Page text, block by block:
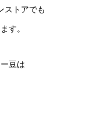
ストアでも
す。
豆は